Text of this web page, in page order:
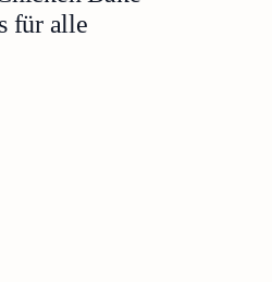
für alle